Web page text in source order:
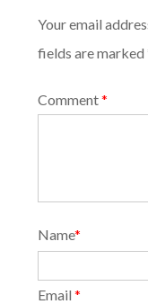
Your email
fields are marked
Comment*
Name*
Email*